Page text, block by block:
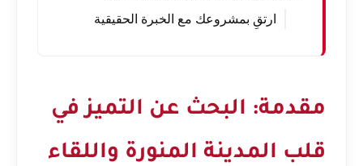
ارتقِ بمشروعك مع الخبرة الحقيقية
مقدمة: البحث عن التميز في
قلب المدينة المنورة واللقاء